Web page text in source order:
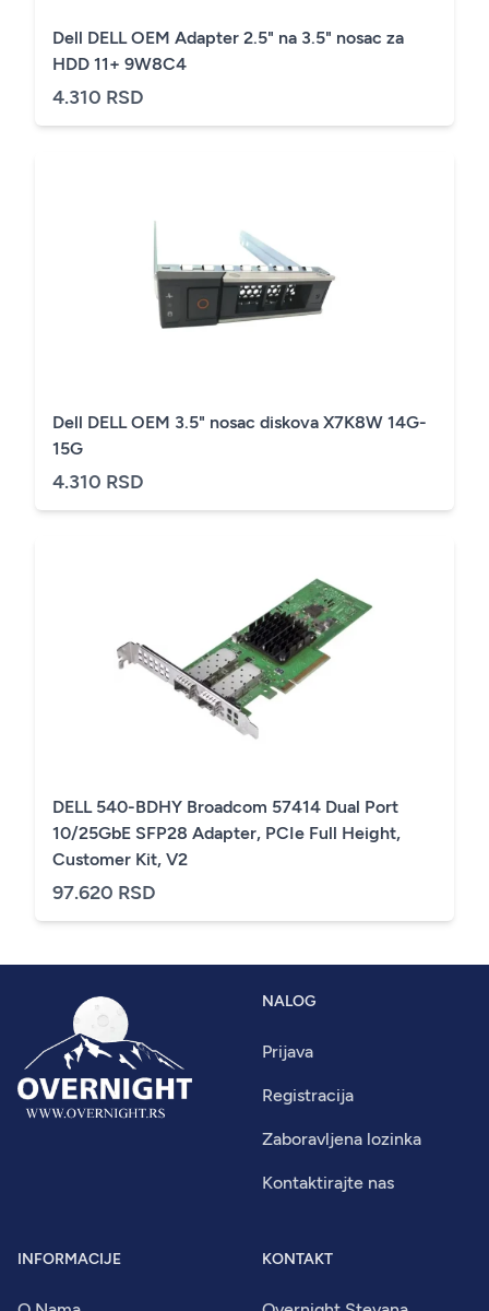
Dell DELL OEM Adapter 2.5" na 3.5" nosac za
HDD 11+ 9W8C4
4.310 RSD
Dell DELL OEM 3.5" nosac diskova X7K8W 14G-
15G
4.310 RSD
DELL 540-BDHY Broadcom 57414 Dual Port
10/25GbE SFP28 Adapter, PCIe Full Height,
Customer Kit, V2
97.620 RSD
NALOG
Prijava
Registracija
Zaboravljena lozinka
Kontaktirajte nas
INFORMACIJE KONTAKT